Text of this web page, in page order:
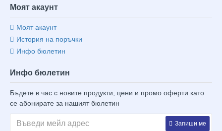
Моят акаунт
Моят акаунт
История на поръчки
Инфо бюлетин
Инфо бюлетин
Бъдете в час с новите продукти, цени и промо оферти като
се абонирате за нашият бюлетин
Запиши ме